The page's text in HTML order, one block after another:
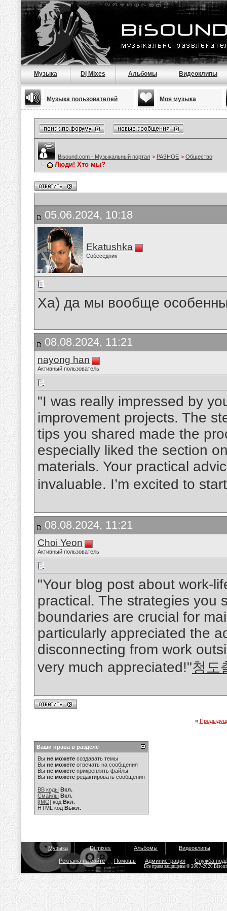
Музыка Dj Mixes Альбомы Видеоклипы
Музыка пользователей Моя музыка
Bisound.com - Музыкальный портал > РАЗНОЕ > Общество
Люди! Хто мы?
05.06.2024, 10:18
Ekatushka
Собеседник
Ха) да мы вообще
08.08.2024, 11:21
nayong han
Активный пользователь
"I was really impressed by
improvement projects. The
tips you shared made the
especially liked the section
materials. Your practical
invaluable. I’m excited to
08.08.2024, 11:21
Choi Yeon
Активный пользователь
"Your blog post about work-
practical. The strategies you
boundaries are crucial for
particularly appreciated the
disconnecting from work
very much appreciated!"청도
«
Ваши права в разделе
Вы не можете создавать темы
Вы не можете отвечать на сообщения
Вы не можете прикреплять файлы
Вы не можете редактировать сообщения
BB коды Вкл.
Смайлы Вкл.
[IMG] код Вкл.
HTML код Выкл.
Музыка Dj mixes Альбомы Видеоклипы
Реклама на сайте Помощь Администрация Служба
Все права защищены © 2007-2026